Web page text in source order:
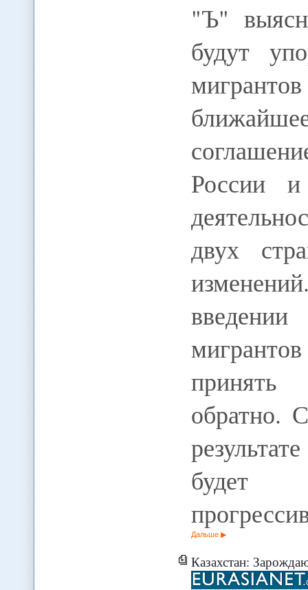
"Ъ"
будут
России
двух
обратно.
будет
Дальше
Казахстан: